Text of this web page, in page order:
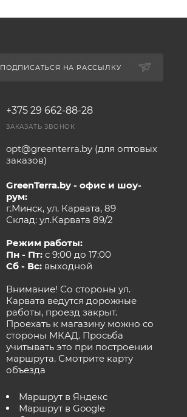
ПОДПИСАТЬСЯ НА РАССЫЛКУ
+375 29 662-88-28
ЗАКАЗАТЬ ЗВОНОК
opt@greenterra.by (для оптовых
заказов)
GreenTerra.by - офис и шоу-
рум:
г.Минск, ул. Карвата, 89
Склад: ул.Карвата 89/2
Режим работы:
Пн - Пт:с 9:00 до 17:00
Сб - Вс:выходной
Внимание! Со стороны ул.
Карвата ведутся дорожные
работы, проезд закрыт.
Проехать к магазину можно со
стороны МКАД. Просьба
учитывать это при построении
маршрута. Смотрите карту
объезда
Маршрут в Яндекс
Маршрут в Google